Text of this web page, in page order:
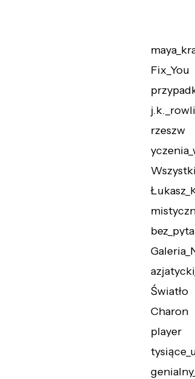
Fix_You
rzeszw
bez_pyta
Światło
Charon
player